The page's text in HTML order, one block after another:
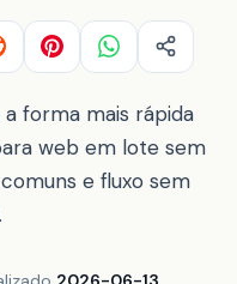
a forma mais rápida
web em lote sem
e fluxo sem